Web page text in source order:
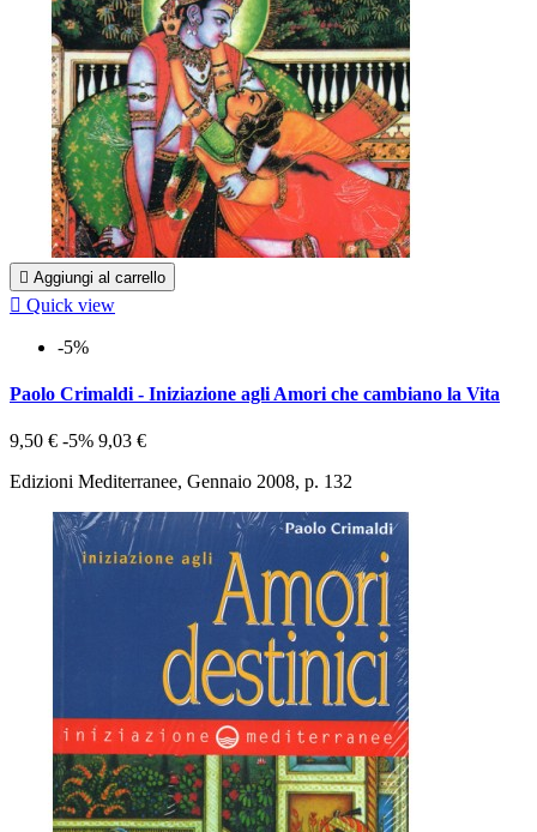
 Aggiungi al carrello
 Quick view
-5%
Paolo Crimaldi - Iniziazione agli Amori che cambiano la Vita
9,50 € -5% 9,03 €
Edizioni Mediterranee, Gennaio 2008, p. 132